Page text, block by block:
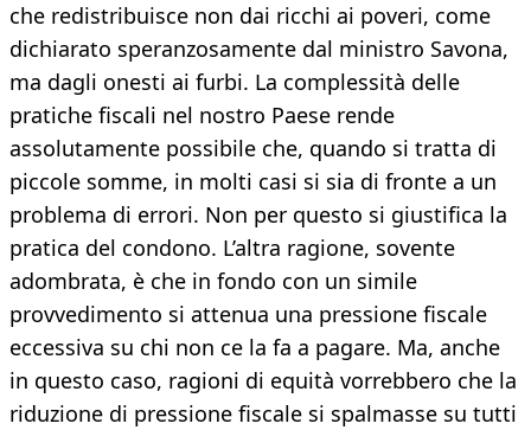
che redistribuisce non dai ricchi ai poveri, come
dichiarato speranzosamente dal ministro Savona,
ma dagli onesti ai furbi. La complessità delle
pratiche fiscali nel nostro Paese rende
assolutamente possibile che, quando si tratta di
piccole somme, in molti casi si sia di fronte a un
problema di errori. Non per questo si giustifica la
pratica del condono. L’altra ragione, sovente
adombrata, è che in fondo con un simile
provvedimento si attenua una pressione fiscale
eccessiva su chi non ce la fa a pagare. Ma, anche
in questo caso, ragioni di equità vorrebbero che la
riduzione di pressione fiscale si spalmasse su tutti